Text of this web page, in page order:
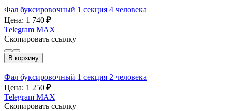
Фал буксировочный 1 секция 4 человека
Цена: 1 740 ₽
Telegram MAX
Скопировать ссылку
В корзину
Фал буксировочный 1 секция 2 человека
Цена: 1 250 ₽
Telegram MAX
Скопировать ссылку